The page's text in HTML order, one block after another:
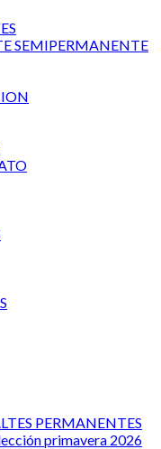
SEMIPERMANENTE
PERMANENTES
primavera 2026